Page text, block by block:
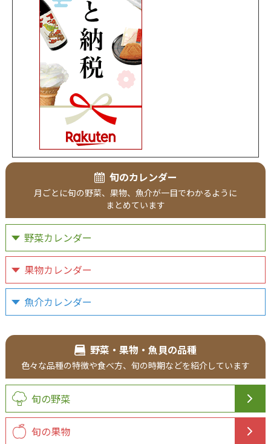
旬のカレンダー
月ごとに旬の野菜、 果物、 魚介が一目でわかるように
まとめています
野菜カレンダー
果物カレンダー
魚介カレンダー
野菜・果物・魚貝の品種
色々な品種の特徴や食べ方、 旬の時期などを紹介しています
旬の野菜
旬の果物